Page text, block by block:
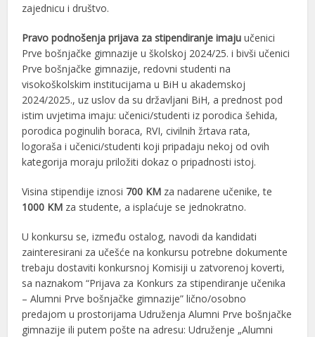
zajednicu i društvo.
Pravo podnošenja prijava za stipendiranje imaju učenici
Prve bošnjačke gimnazije u školskoj 2024/25. i bivši učenici
Prve bošnjačke gimnazije, redovni studenti na
visokoškolskim institucijama u BiH u akademskoj
2024/2025., uz uslov da su državljani BiH, a prednost pod
istim uvjetima imaju: učenici/studenti iz porodica šehida,
porodica poginulih boraca, RVI, civilnih žrtava rata,
logoraša i učenici/studenti koji pripadaju nekoj od ovih
kategorija moraju priložiti dokaz o pripadnosti istoj.
Visina stipendije iznosi 700 KM za nadarene učenike, te
1000 KM za studente, a isplaćuje se jednokratno.
U konkursu se, između ostalog, navodi da kandidati
zainteresirani za učešće na konkursu potrebne dokumente
trebaju dostaviti konkursnoj Komisiji u zatvorenoj koverti,
sa naznakom “Prijava za Konkurs za stipendiranje učenika
– Alumni Prve bošnjačke gimnazije” lično/osobno
predajom u prostorijama Udruženja Alumni Prve bošnjačke
gimnazije ili putem pošte na adresu: Udruženje „Alumni